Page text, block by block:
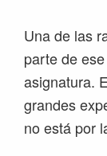
Una de las
parte de
asignatura.
grandes
no está por